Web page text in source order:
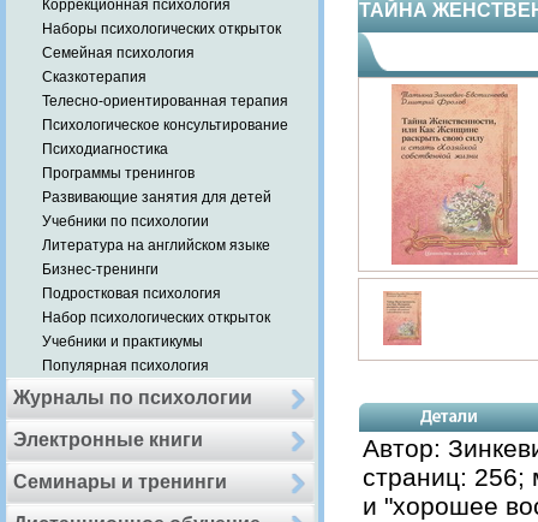
Коррекционная психология
Наборы психологических открыток
Семейная психология
Сказкотерапия
Телесно-ориентированная терапия
Психологическое консультирование
Психодиагностика
Программы тренингов
Развивающие занятия для детей
Учебники по психологии
Литература на английском языке
Бизнес-тренинги
Подростковая психология
Набор психологических открыток
Учебники и практикумы
Популярная психология
Журналы по психологии
Электронные книги
Семинары и тренинги
ТАЙНА
Автор:
страниц: 256;
и "хорошее